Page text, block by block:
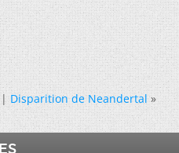
Disparition de Neandertal »